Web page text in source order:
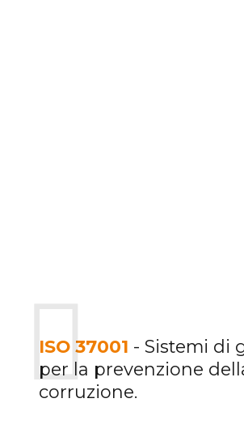
ISO 37001 - Sistemi di
per la prevenzione
corruzione.